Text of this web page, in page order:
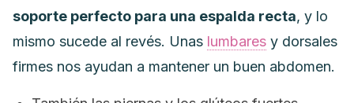
soporte perfecto para una espalda recta, y lo
mismo sucede al revés. Unas lumbares y dorsales
firmes nos ayudan a mantener un buen abdomen.